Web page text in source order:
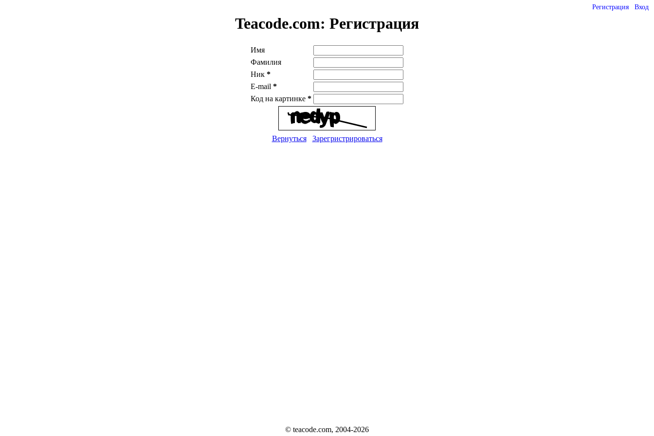
Регистрация Вход
Teacode.com: Регистрация
Имя
Фамилия
Ник *
E-mail *
Код на картинке *
Вернуться Зарегристрироваться
© teacode.com, 2004-2026